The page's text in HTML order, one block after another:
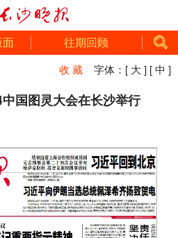
面 往期回顾
收 藏 字体： [ 大 ] [ 中 ]
国图灵大会在长沙举行